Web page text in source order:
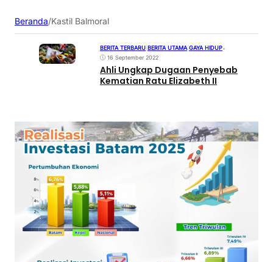
Beranda/Kastil Balmoral
BERITA TERBARU BERITA UTAMA GAYA HIDUP•
16 September 2022
Ahli Ungkap Dugaan Penyebab
Kematian Ratu Elizabeth II